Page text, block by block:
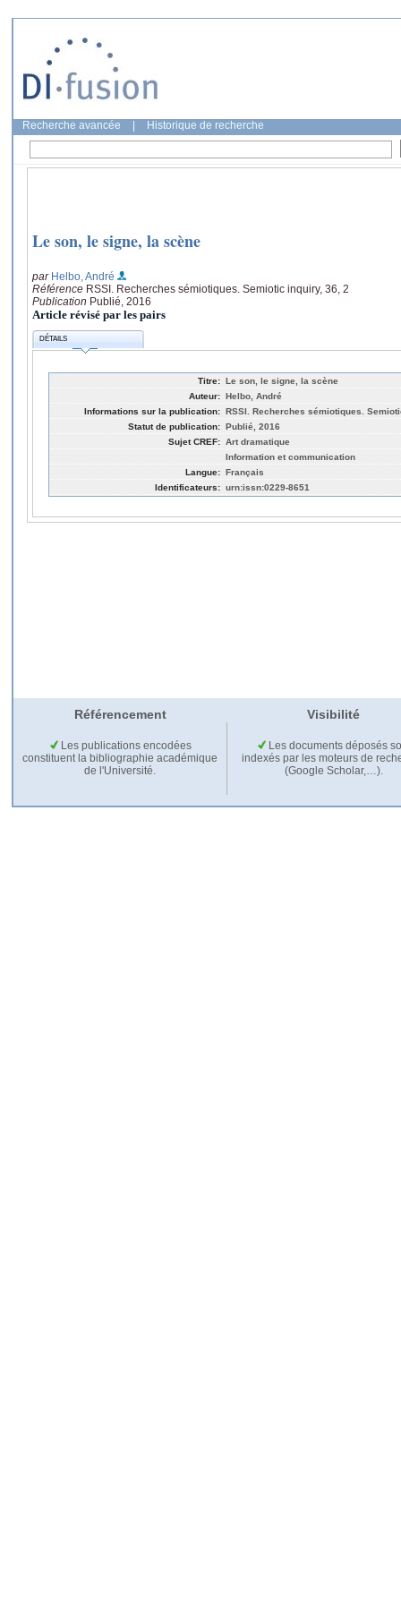
Recherche avancée Historique de recherche
Le son, le signe, la scène
par Helbo, André
Référence RSSI. Recherches sémiotiques. Semiotic inquiry, 36, 2
Publication Publié, 2016
Article révisé par les pairs
DÉTAILS
Titre: Le son, le signe, la scène
Auteur: Helbo, André
Informations sur la publication: RSSI. Recherches sémiotiques.
Statut de publication: Publié, 2016
Sujet CREF: Art dramatique
Information et communication
Langue: Français
Identificateurs: urn:issn:0229-8651
Référencement Visibilité
Les publications encodées
constituent la bibliographie académique
de l'Université.
Les documents déposés
indexés par les moteurs de
(Google Scholar,…).